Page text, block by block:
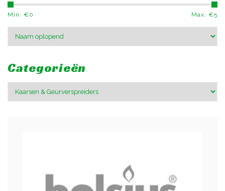
Min: €0 Max: €5
Categorieën